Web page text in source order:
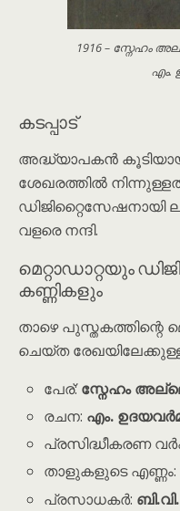
1916 – സ്നേഹം
എം.
കടപ്പാട്
അദ്ധ്യാപകൻ
ശേഖരത്തിൽ
ഡിജിറ്റൈസേഷനായി
വളരെ നന്ദി.
മെറ്റാഡാറ്റയും
കണ്ണികളും
താഴെ പുസ്തകത്തിന്റെ
ചെയ്ത
പേര്:സ്നേഹം
രചന: എം.
പ്രസിദ്ധീകരണ
താളുകളുടെ എണ്ണം:
പ്രസാധകർ: